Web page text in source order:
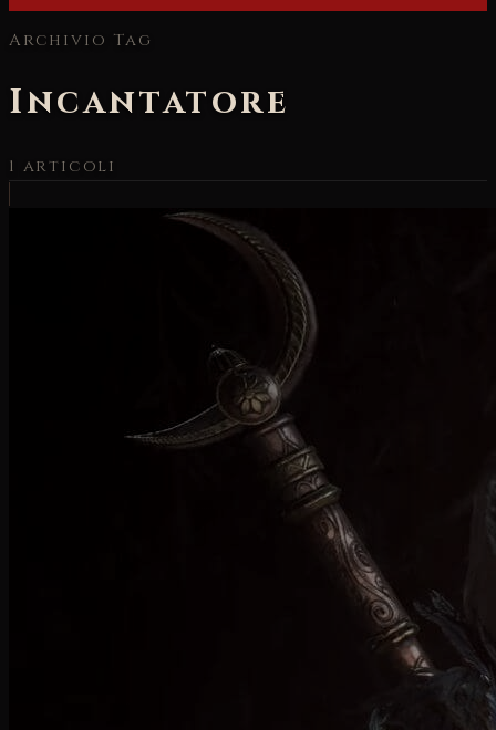
Archivio Tag
Incantatore
1 articoli